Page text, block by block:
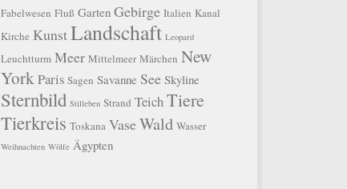
Fabelwesen Fluß Garten Gebirge Italien Kanal
Kirche KunstLandschaft Leopard
Leuchtturm Meer Mittelmeer Märchen New
YorkParis Sagen Savanne See Skyline
Sternbild Stilleben Strand TeichTiere
Tierkreis Toskana VaseWald Wasser
Weihnachten Wölfe Ägypten